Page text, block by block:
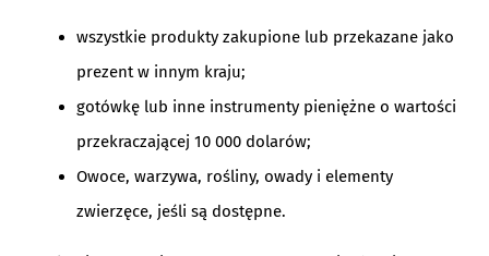
wszystkie produkty zakupione lub przekazane jako
prezent w innym kraju;
gotówkę lub inne instrumenty pieniężne o wartości
przekraczającej 10 000 dolarów;
Owoce, warzywa, rośliny, owady i elementy
zwierzęce, jeśli są dostępne.